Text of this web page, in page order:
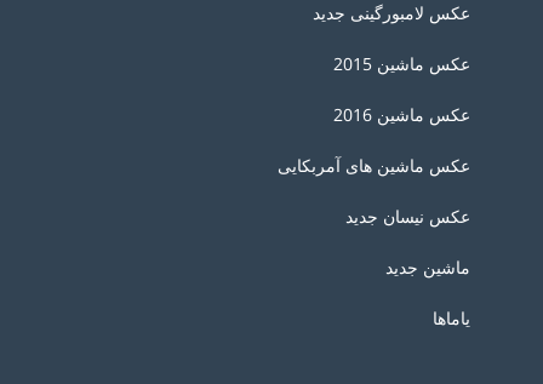
عکس لامبورگینی جدید
عکس ماشین 2015
عکس ماشین 2016
عکس ماشین های آمربکایی
عکس نیسان جدید
ماشین جدید
یاماها